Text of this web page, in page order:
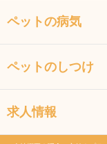
ペットの病気
ペットのしつけ
求人情報